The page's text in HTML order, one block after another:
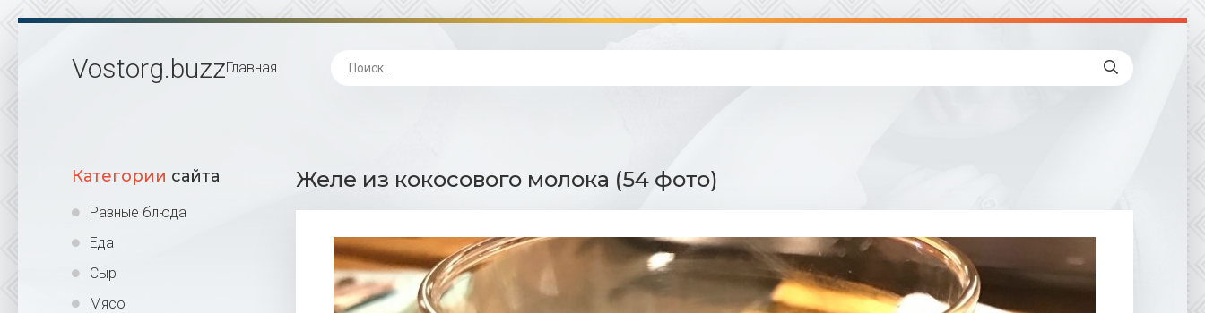
Vostorg.buzzГлавная
Категории сайта
Разные блюда
Еда
Сыр
Мясо
Желе из кокосового молока (54 фото)